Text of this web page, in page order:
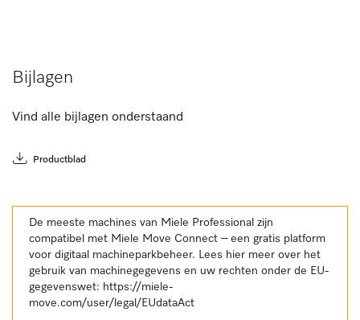
Bijlagen
Vind alle bijlagen onderstaand
Productblad
De meeste machines van Miele Professional zijn
compatibel met Miele Move Connect – een gratis platform
voor digitaal machineparkbeheer. Lees hier meer over het
gebruik van machinegegevens en uw rechten onder de EU-
gegevenswet: https://miele-
move.com/user/legal/EUdataAct